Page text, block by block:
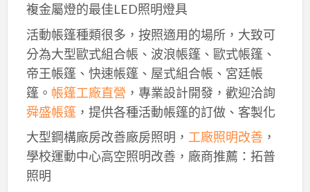
複金屬燈的最佳LED照明燈具
活動帳篷種類很多，按照適用的場所，大致可
分為大型歐式組合帳、波浪帳篷、歐式帳篷、
帝王帳篷、快速帳篷、屋式組合帳、宮廷帳
篷。 帳篷工廠直營 ，專業設計開發，歡迎洽詢
舜盛帳篷，提供各種活動帳篷的訂做、客製化
大型鋼構廠房改善廠房照明， 工廠照明改善，
學校運動中心高空照明改善，廠商推薦：拓普
照明